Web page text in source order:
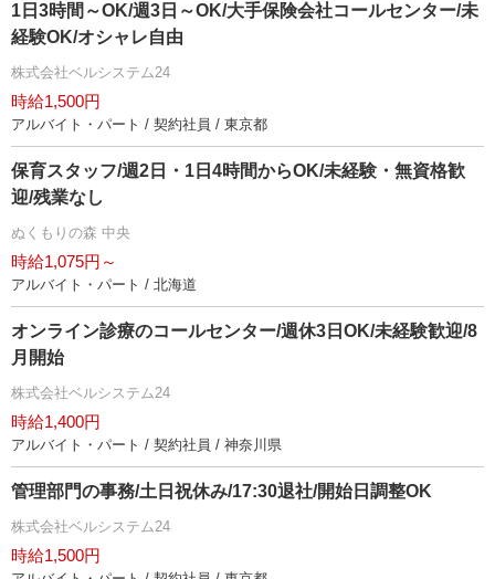
1日3時間～OK/週3日～OK/大手保険会社コールセンター/未
経験OK/オシャレ自由
株式会社ベルシステム24
時給1,500円
アルバイト・パート / 契約社員 / 東京都
保育スタッフ/週2日・1日4時間からOK/未経験・無資格歓
迎/残業なし
ぬくもりの森 中央
時給1,075円～
アルバイト・パート / 北海道
オンライン診療のコールセンター/週休3日OK/未経験歓迎/8
月開始
株式会社ベルシステム24
時給1,400円
アルバイト・パート / 契約社員 / 神奈川県
管理部門の事務/土日祝休み/17:30退社/開始日調整OK
株式会社ベルシステム24
時給1,500円